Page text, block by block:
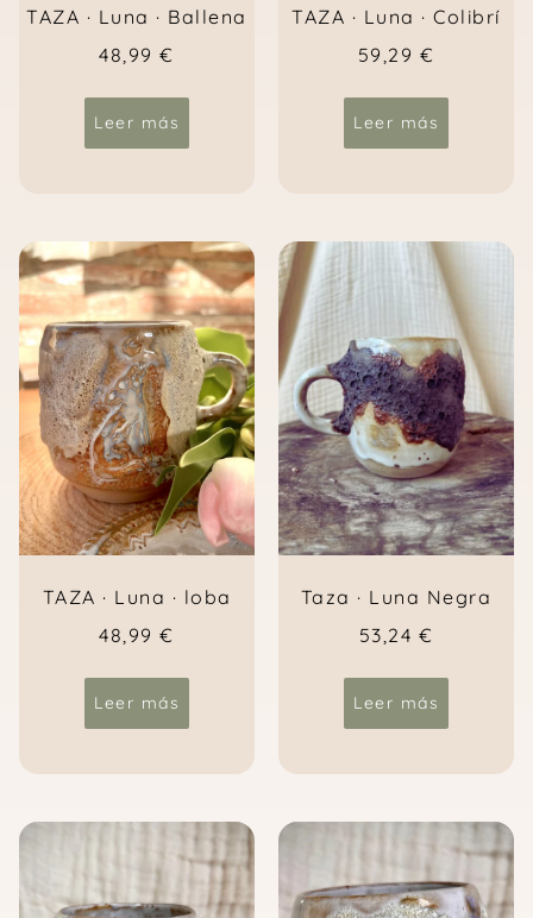
TAZA · Luna · Ballena
48,99€
Leer más
TAZA · Luna · Colibrí
59,29 €
Leer más
TAZA · Luna · loba
48,99€
Leer más
Taza · Luna Negra
53,24 €
Leer más